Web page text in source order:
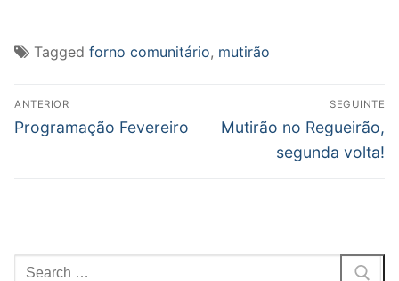
Tagged forno comunitário, mutirão
Post
navigation
ANTERIOR
Previous
Programação Fevereiro
SEGUINTE
Next
Mutirão no Regueirão,
segunda volta!
Pesquisar